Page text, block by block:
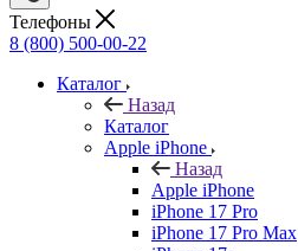
Телефоны
8 (800) 500-00-22
Каталог
Назад
Каталог
Apple iPhone
Назад
Apple iPhone
iPhone 17 Pro
iPhone 17 Pro Max